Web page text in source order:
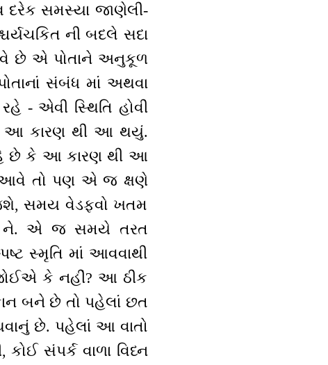
સમસ્યા જાણેલી-
ની બદલે સદા
છે એ પોતાને અનુકૂળ
સંબંધ માં અથવા
- એવી સ્થિતિ હોવી
આ કારણ થી આ થયું.
કહે છે કે આ કારણ થી આ
આવે તો પણ એ જ ક્ષણે
સમય વેડફવો ખતમ
ને. એ જ સમયે તરત
સ્મૃતિ માં આવવાથી
કે નહીં? આ ઠીક
બને છે તો પહેલાં છત
છે. પહેલાં આ વાતો
સંપર્ક વાળા વિધ્ન